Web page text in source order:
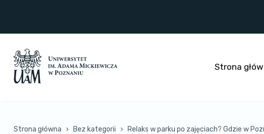
Strona
Strona główna › Bez kategorii › Relaks w parku po zajęciach? Gdzie w